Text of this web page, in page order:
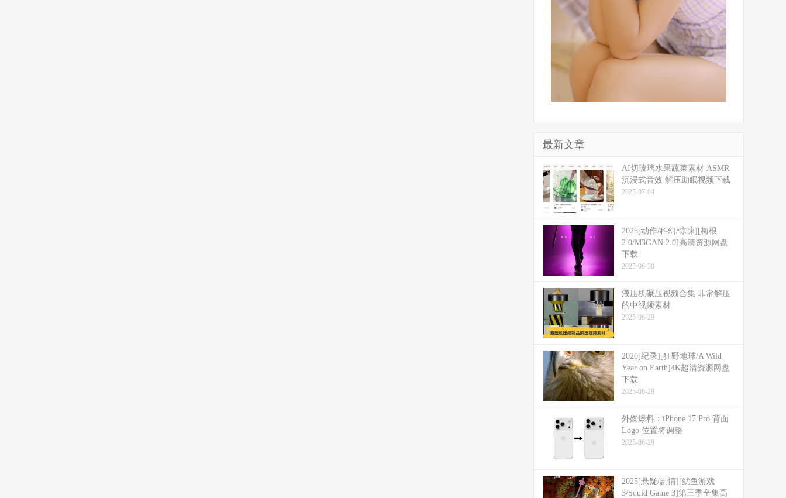
最新文章
​​AI切玻璃水果蔬菜素材 ASMR
沉浸式音效 解压助眠视频下载
2025-07-04
2025[动作/科幻/惊悚][梅根
2.0/M3GAN 2.0]高清资源网盘
下载
2025-06-30
液压机碾压视频合集 非常解压
的中视频素材
2025-06-29
2020[纪录][狂野地球/A Wild
Year on Earth]4K超清资源网盘
下载
2025-06-29
外媒爆料：​​iPhone 17 Pro 背面
Logo 位置将调整​​
2025-06-29
2025[悬疑/剧情][鱿鱼游戏
3/Squid Game 3]第三季全集高